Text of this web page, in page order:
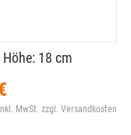
Höhe: 18 cm
MwSt. zzgl. Versandkosten